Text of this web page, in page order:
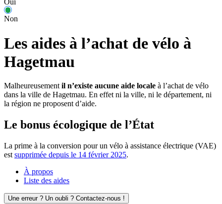
Oui
Non
Les aides à l’achat de vélo à
Hagetmau
Malheureusement il n’existe aucune aide locale à l’achat de vélo
dans la ville de Hagetmau. En effet ni la ville, ni le département, ni
la région ne proposent d’aide.
Le bonus écologique de l’État
La prime à la conversion pour un vélo à assistance électrique (VAE)
est supprimée depuis le 14 février 2025.
À propos
Liste des aides
Une erreur ? Un oubli ? Contactez-nous !